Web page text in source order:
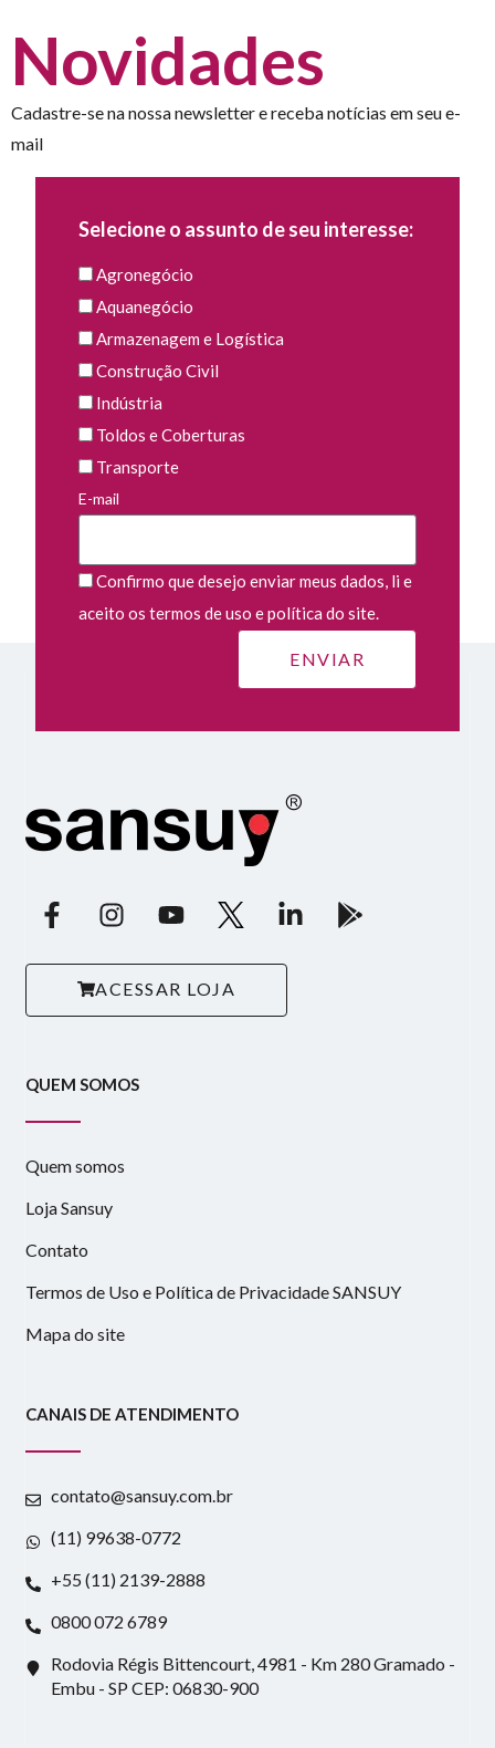
Novidades
Cadastre-se na nossa newsletter e receba notícias em seu e-
mail
Selecione o assunto de seu interesse:
Agronegócio
Aquanegócio
Armazenagem e Logística
Construção Civil
Indústria
Toldos e Coberturas
Transporte
E-mail
Confirmo que desejo enviar meus dados, li e
aceito os termos de uso e política do site.
ACESSAR LOJA
QUEM SOMOS
Quem somos
Loja Sansuy
Contato
Termos de Uso e Política de Privacidade SANSUY
Mapa do site
CANAIS DE ATENDIMENTO
contato@sansuy.com.br
(11) 99638-0772
+55 (11) 2139-2888
0800 072 6789
Rodovia Régis Bittencourt, 4981 - Km 280 Gramado -
Embu - SP CEP: 06830-900